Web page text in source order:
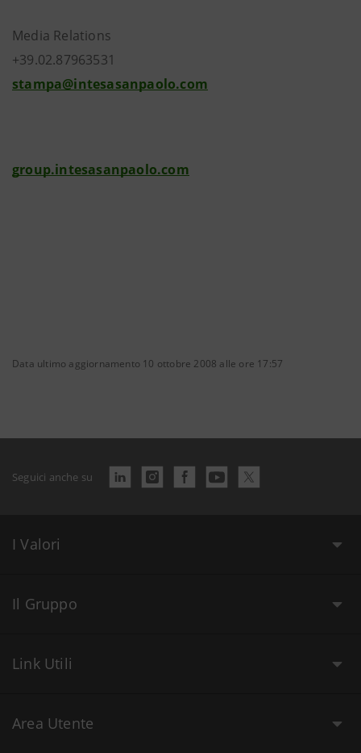
Media Relations
+39.02.87963531
stampa@intesasanpaolo.com
group.intesasanpaolo.com
Data ultimo aggiornamento 10 ottobre 2008 alle ore 17:57
Seguici anche su
I Valori
Il Gruppo
Link Utili
Area Utente